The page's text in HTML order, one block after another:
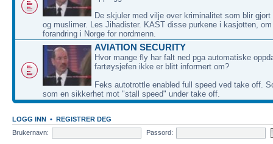
De skjuler med vilje over kriminalitet som blir gjort
og muslimer. Les Jihadister. KAST disse purkene i kasjotten,
forandring i Norge for nordmenn.
AVIATION SECURITY
Hvor mange fly har falt ned pga automatiske
fartøysjefen ikke er blitt informert om?
Feks autotrottle enabled full speed ved take off.
som en sikkerhet mot "stall speed" under take off.
LOGG INN • REGISTRER DEG
Brukernavn:
Passord: